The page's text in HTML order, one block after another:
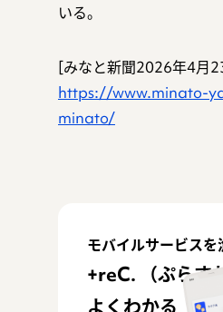
いる。
[みなと新聞2026年4月
https://www.minato-
minato/
モバイルサービスを
+reC. （ぷらす
よくわかる